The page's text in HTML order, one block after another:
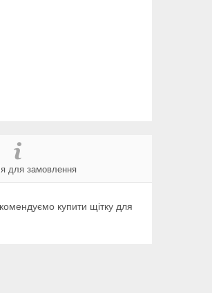
для замовлення
купити щітку для